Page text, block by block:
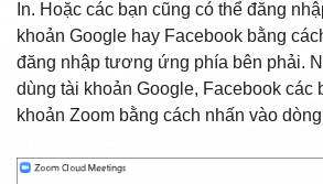
In. Hoặc các bạn cũng có thể đăng
khoản Google hay Facebook bằng
đăng nhập tương ứng phía bên phải.
dùng tài khoản Google, Facebook các
khoản Zoom bằng cách nhấn vào dòng